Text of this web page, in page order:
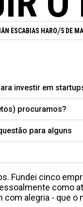
ESCABIAS HARO/5 DE
investir em
procuramos?
para alguns
Fundei cinco
como
alegria - que